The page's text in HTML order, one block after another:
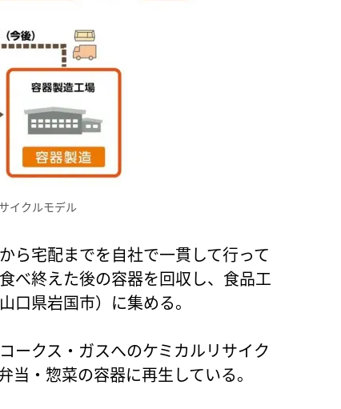
イクルモデル
ら宅配までを自社で一貫して行って
べ終えた後の容器を回収し、食品工
口県岩国市）に集める。
ークス・ガスへのケミカルリサイク
・惣菜の容器に再生している。